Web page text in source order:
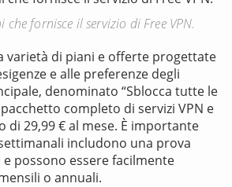
che fornisce il servizio di Free VPN.
varietà di piani e offerte progettate
e alle preferenze degli
denominato “Sblocca tutte le
completo di servizi VPN e
di 29,99 € al mese. È importante
includono una prova
possono essere facilmente
o annuali.